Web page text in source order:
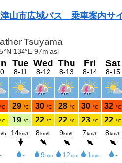
津山市広域バス 乗車案内サ